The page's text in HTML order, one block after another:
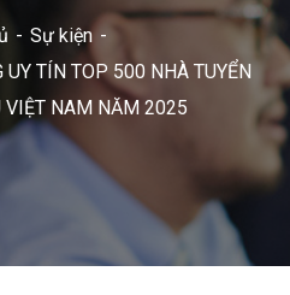
Sự kiện
UY TÍN TOP 500 NHÀ TUYỂN
VIỆT NAM NĂM 2025